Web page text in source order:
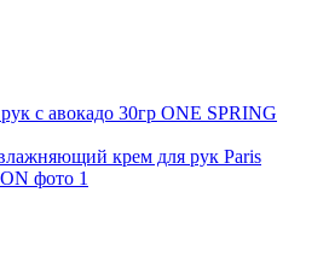
с авокадо 30гр ONE SPRING